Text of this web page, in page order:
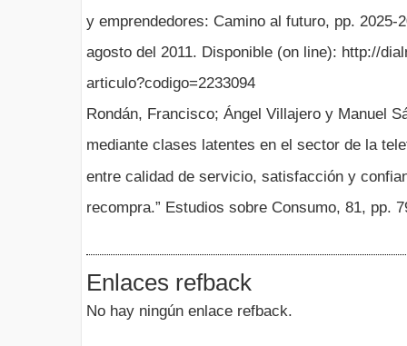
y emprendedores: Camino al futuro, pp. 2025-
agosto del 2011. Disponible (on line): http://
articulo?codigo=2233094
Rondán, Francisco; Ángel Villajero y Manuel
mediante clases latentes en el sector de la
entre calidad de servicio, satisfacción y
recompra.” Estudios sobre Consumo, 81, pp.
Enlaces refback
No hay ningún enlace refback.